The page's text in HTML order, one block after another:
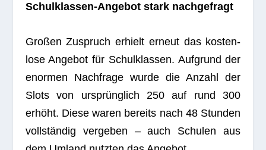
Schul­klas­sen-Ange­bot stark nachgefragt
Gro­ßen Zuspruch erhielt erneut das kos­ten­
lose Ange­bot für Schul­klas­sen. Auf­grund der
enor­men Nach­frage wurde die Anzahl der
Slots von ursprüng­lich 250 auf rund 300
erhöht. Diese waren bereits nach 48 Stun­den
voll­stän­dig ver­ge­ben – auch Schu­len aus